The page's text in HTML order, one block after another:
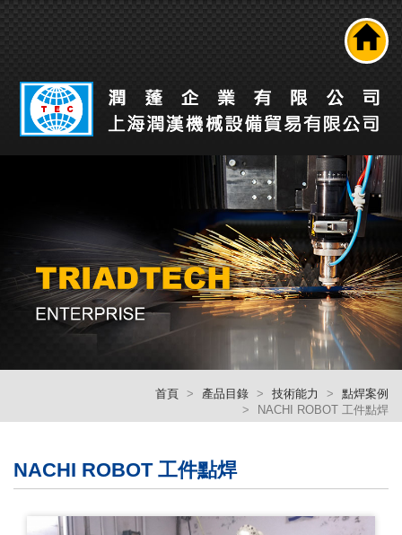
首頁 產品目錄 技術能力
點焊案例
NACHI ROBOT 工件點焊
NACHI ROBOT 工件點焊
產品介紹
技術能力
人才招募
回首頁